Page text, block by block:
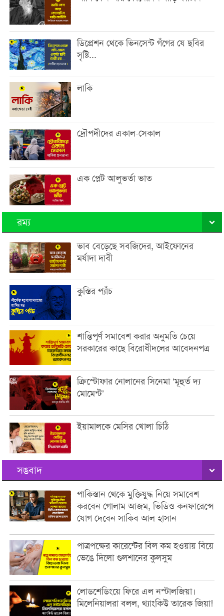
ডিপ্রেশন থেকে ভিনসেন্ট গঁগের যে ছবির
সৃষ্টি...
লাকি
দ্রৌপদীদের একাল-সেকাল
এক প্লেট আলুভর্তা ভাত
রম্য
ভাব বেড়েছে সবজিদের, আইফোনের
মর্যাদা দাবী
কুস্তির প্যাঁচ
শান্তিপূর্ণ সমাবেশ করার অনুমতি চেয়ে
সরকারের কাছে বিরোধীদলের আবেদনপত্র
ক্রিস্টোফার নোলানের সিনেমা ‘মূহুর্ত দ্য
মোমেন্ট’
ইয়ামালকে মেসির খোলা চিঠি
সঙবাদ
পাকিস্তান থেকে মুক্তিযুদ্ধ নিয়ে সমাবেশ
করবেন গোলাম আজম, ভিডিও কনফারেন্সে
যোগ দেবেন সাকিব আল হাসান
পাত্রপক্ষের কারেন্টের বিল কম হওয়ায় বিয়ে
ভেঙে দিলো গুলশানের কুলসুম
লোডশেডিংয়ে ফিরে এল নস্টালজিয়া।
মিলেনিয়ালরা বলল, থ্যাংকিউ তারেক জিয়া!